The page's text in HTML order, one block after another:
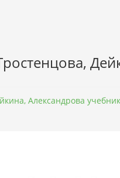
Александрова учебник